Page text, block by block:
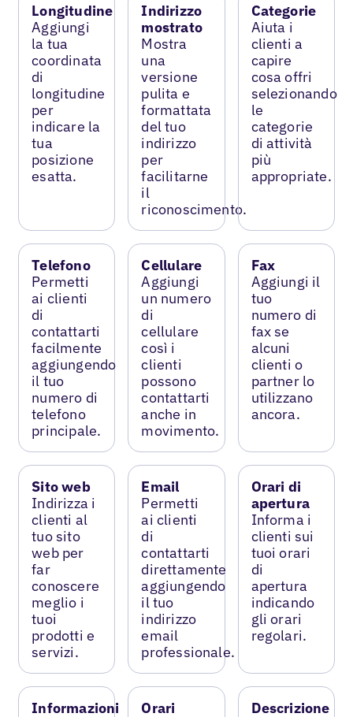
Longitudine
Aggiungi
la tua
coordinata
di
longitudine
per
indicare la
tua
posizione
esatta.
Indirizzo
mostrato
Mostra
una
versione
pulita e
formattata
del tuo
indirizzo
per
facilitarne
il
riconoscimento.
Categorie
Aiuta i
clienti a
capire
cosa offri
selezionando
le
categorie
di attività
più
appropriate.
Telefono
Permetti
ai clienti
di
contattarti
facilmente
aggiungendo
il tuo
numero di
telefono
principale.
Cellulare
Aggiungi
un numero
di
cellulare
così i
clienti
possono
contattarti
anche in
movimento.
Fax
Aggiungi il
tuo
numero di
fax se
alcuni
clienti o
partner lo
utilizzano
ancora.
Sito web
Indirizza i
clienti al
tuo sito
web per
far
conoscere
meglio i
tuoi
prodotti e
servizi.
Email
Permetti
ai clienti
di
contattarti
direttamente
aggiungendo
il tuo
indirizzo
email
professionale.
Orari di
apertura
Informa i
clienti sui
tuoi orari
di
apertura
indicando
gli orari
regolari.
Informazioni
Orari
Descrizione